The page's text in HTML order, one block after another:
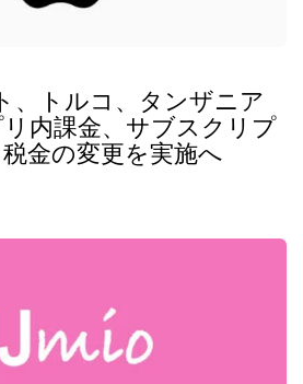
、トルコ、タンザニア
内課金、サブスクリプ
金の変更を実施へ